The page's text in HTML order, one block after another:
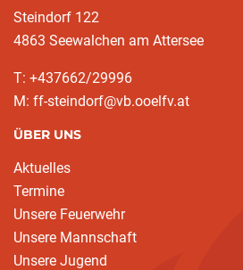
Steindorf 122
4863 Seewalchen am Attersee
T: +437662/29996
M: ff-steindorf@vb.ooelfv.at
ÜBER UNS
Aktuelles
Termine
Unsere Feuerwehr
Unsere Mannschaft
Unsere Jugend